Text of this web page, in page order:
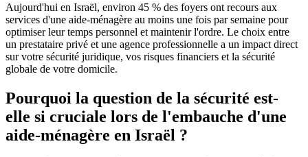
Aujourd'hui en Israël, environ 45 % des foyers ont recours aux
services d'une aide-ménagère au moins une fois par semaine pour
optimiser leur temps personnel et maintenir l'ordre. Le choix entre
un prestataire privé et une agence professionnelle a un impact direct
sur votre sécurité juridique, vos risques financiers et la sécurité
globale de votre domicile.
Pourquoi la question de la sécurité est-
elle si cruciale lors de l'embauche d'une
aide-ménagère en Israël ?